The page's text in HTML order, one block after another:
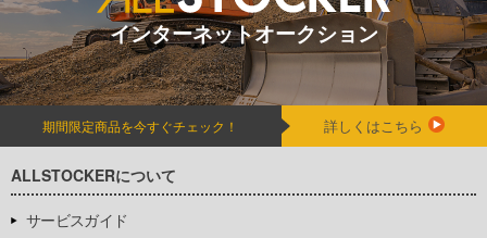
インターネットオークション
期間限定商品を今すぐチェック！ 詳しくはこちら
ALLSTOCKERについて
サービスガイド